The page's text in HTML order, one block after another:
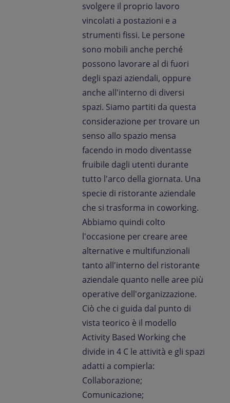
svolgere il proprio lavoro
vincolati a postazioni e a
strumenti fissi. Le persone
sono mobili anche perché
possono lavorare al di fuori
degli spazi aziendali, oppure
anche all'interno di diversi
spazi. Siamo partiti da questa
considerazione per trovare un
senso allo spazio mensa
facendo in modo diventasse
fruibile dagli utenti durante
tutto l'arco della giornata. Una
specie di ristorante aziendale
che si trasforma in coworking.
Abbiamo quindi colto
l'occasione per creare aree
alternative e multifunzionali
tanto all'interno del ristorante
aziendale quanto nelle aree più
operative dell'organizzazione.
Ciò che ci guida dal punto di
vista teorico è il modello
Activity Based Working che
divide in 4 C le attività e gli spazi
adatti a compierla:
Collaborazione;
Comunicazione;